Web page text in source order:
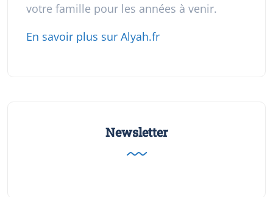
votre famille pour les années à venir.
En savoir plus sur Alyah.fr
Newsletter